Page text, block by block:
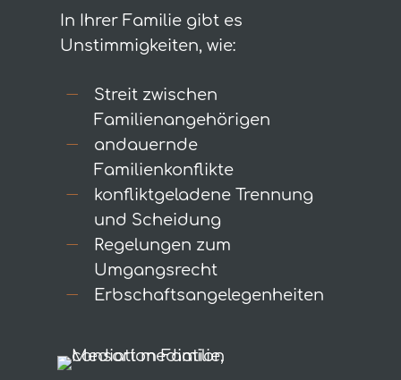
In Ihrer Familie gibt es
Unstimmigkeiten, wie:
Streit zwischen
Familienangehörigen
andauernde
Familienkonflikte
konfliktgeladene Trennung
und Scheidung
Regelungen zum
Umgangsrecht
Erbschaftsangelegenheiten